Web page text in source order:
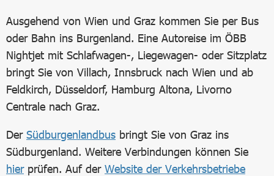
Ausgehend von Wien und Graz kommen Sie per Bus
oder Bahn ins Burgenland. Eine Autoreise im ÖBB
Nightjet mit Schlafwagen-, Liegewagen- oder Sitzplatz
bringt Sie von Villach, Innsbruck nach Wien und ab
Feldkirch, Düsseldorf, Hamburg Altona, Livorno
Centrale nach Graz.
Der Südburgenlandbus bringt Sie von Graz ins
Südburgenland. Weitere Verbindungen können Sie
hierprüfen. Auf der Website der Verkehrsbetriebe